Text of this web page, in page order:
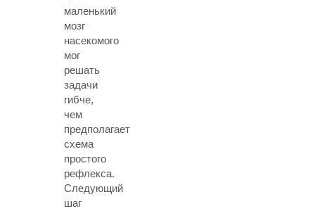
маленький
мозг
насекомого
мог
решать
задачи
гибче,
чем
предполагает
схема
простого
рефлекса.
Следующий
шаг